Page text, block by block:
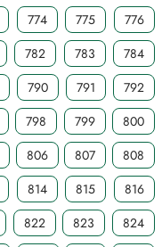
774 775
776
782 783
784
790 791
792
798 799
800
806 807
808
814 815
816
822 823
824